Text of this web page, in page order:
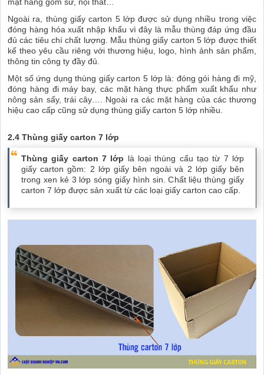
mặt hàng gốm sứ, nội thất…
Ngoài ra, thùng giấy carton 5 lớp được sử dụng nhiều trong việc
đóng hàng hóa xuất nhập khẩu vì đây là mẫu thùng đáp ứng đầu
đủ các tiêu chí chất lượng. Mẫu thùng giấy carton 5 lớp được thiết
kế theo yêu cầu riêng với thương hiệu, logo, hình ảnh sản phẩm,
thông tin công ty đầy đủ.
Một số ứng dụng thùng giấy carton 5 lớp là: đóng gói hàng đi mỹ,
đóng hàng đi máy bay, các mặt hàng thực phẩm xuất khẩu như
nông sản sấy, trái cây…. Ngoài ra các mặt hàng của các thương
hiệu cao cấp cũng sử dụng thùng giấy carton 5 lớp nhiều.
2.4 Thùng giấy carton 7 lớp
Thùng giấy carton 7 lớp là loại thùng cấu tạo từ 7 lớp
giấy carton gồm: 2 lớp giấy bên ngoài và 2 lớp giấy bên
trong xen kẻ 3 lớp sóng giấy hình sin. Chất liệu thùng giấy
carton 7 lớp được sản xuất từ các loại giấy carton cao cấp.